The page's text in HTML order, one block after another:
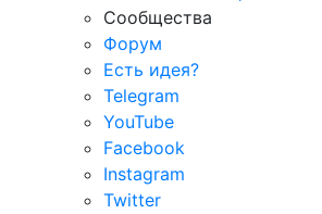
Сообщества
Форум
Есть идея?
Telegram
YouTube
Facebook
Instagram
Twitter